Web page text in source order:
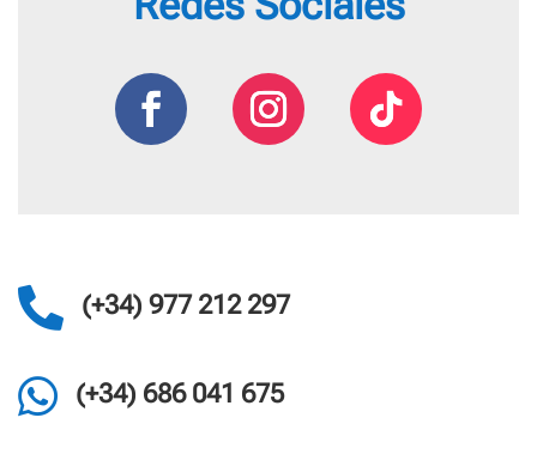
 (+34) 977 212 297
 (+34) 686 041 675